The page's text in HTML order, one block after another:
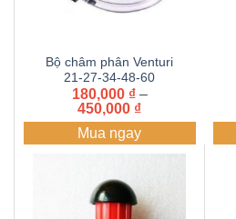
Bộ châm phân Venturi
21-27-34-48-60
180,000 ₫ –
450,000 ₫Khoảng
giá:
từ
180,000 ₫
Mua ngay